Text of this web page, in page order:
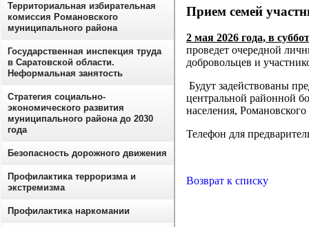
Прием семей
2 мая 2026 года, в
проведет очередной
добровольцев и
Будут задействованы
центральной районной
населения,
Телефон для
Возврат к списку
Территориальная избирательная
комиссия Романовского
муниципального района
Государственная инспекция труда
в Саратовской области.
Неформальная занятость
Стратегия социально-
экономического развития
муниципального района до 2030
года
Безопасность дорожного движения
Профилактика терроризма и
экстремизма
Профилактика наркомании